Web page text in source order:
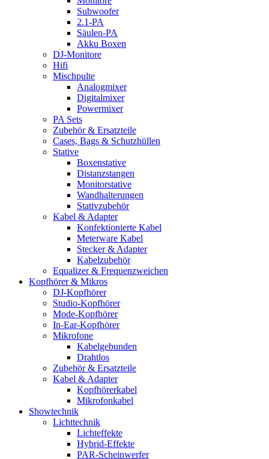
Subwoofer
2.1-PA
Säulen-PA
Akku Boxen
DJ-Monitore
Hifi
Mischpulte
Analogmixer
Digitalmixer
Powermixer
PA Sets
Zubehör & Ersatzteile
Cases, Bags & Schutzhüllen
Stative
Boxenstative
Distanzstangen
Monitorstative
Wandhalterungen
Stativzubehör
Kabel & Adapter
Konfektionierte Kabel
Meterware Kabel
Stecker & Adapter
Kabelzubehör
Equalizer & Frequenzweichen
Kopfhörer & Mikros
DJ-Kopfhörer
Studio-Kopfhörer
Mode-Kopfhörer
In-Ear-Kopfhörer
Mikrofone
Kabelgebunden
Drahtlos
Zubehör & Ersatzteile
Kabel & Adapter
Kopfhörerkabel
Mikrofonkabel
Showtechnik
Lichttechnik
Lichteffekte
Hybrid-Effekte
PAR-Scheinwerfer